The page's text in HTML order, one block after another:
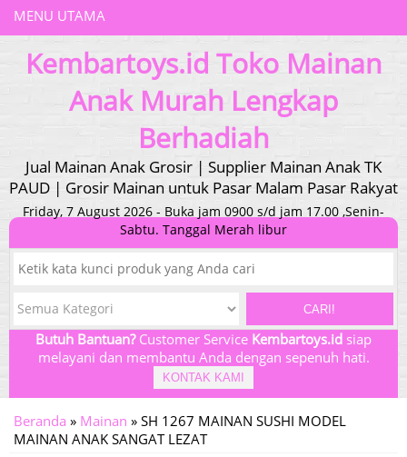
MENU UTAMA
Kembartoys.id Toko Mainan
Anak Murah Lengkap
Berhadiah
Jual Mainan Anak Grosir | Supplier Mainan Anak TK
PAUD | Grosir Mainan untuk Pasar Malam Pasar Rakyat
Friday, 7 August 2026 - Buka jam 0900 s/d jam 17.00 ,Senin-
Sabtu. Tanggal Merah libur
CARI!
Butuh Bantuan?Customer Service Kembartoys.id siap
melayani dan membantu Anda dengan sepenuh hati.
KONTAK KAMI
Beranda » Mainan » SH 1267 MAINAN SUSHI MODEL
MAINAN ANAK SANGAT LEZAT